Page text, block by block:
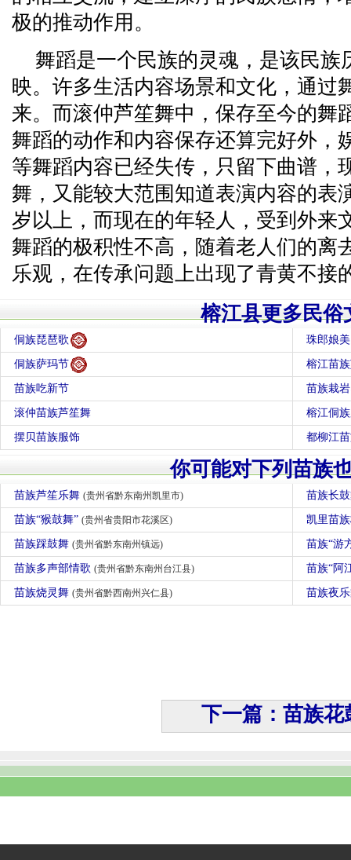
极的推动作用。
舞蹈是一个民族的灵魂，是该民族
映。许多生活内容场景和文化，通过
来。而滚仲芦笙舞中，保存至今的舞
舞蹈的动作和内容保存还算完好外，
等舞蹈内容已经失传，只留下曲谱，
舞，又能较大范围知道表演内容的表
岁以上，而现在的年轻人，受到外来
舞蹈的极积性不高，随着老人们的离
乐观，在传承问题上出现了青黄不接
榕江县更多民俗
侗族琵琶歌 珠郎娘美
侗族萨玛节 榕江苗
苗族吃新节 苗族栽
滚仲苗族芦笙舞 榕江侗
摆贝苗族服饰 都柳江
你可能对下列苗族
苗族芦笙乐舞 (贵州省黔东南州凯里市) 苗族长
苗族“猴鼓舞” (贵州省贵阳市花溪区) 凯里苗
苗族踩鼓舞 (贵州省黔东南州镇远) 苗族“游
苗族多声部情歌 (贵州省黔东南州台江县) 苗族“阿
苗族烧灵舞 (贵州省黔西南州兴仁县) 苗族夜
下一篇：苗族花